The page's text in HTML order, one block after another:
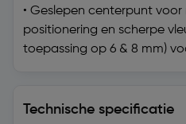
• Geslepen centerpunt voor
positionering en scherpe
toepassing op 6 & 8 mm)
Technische specificatie